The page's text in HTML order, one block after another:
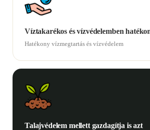
Víztakarékos és vízvédelemben
Hatékony vízmegtartás és vízvédelem
Talajvédelem mellett gazdagítja is azt